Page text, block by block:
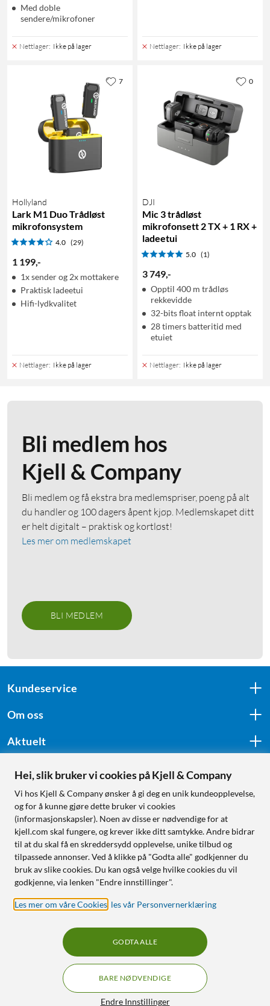
Med doble
sendere/mikrofoner
Nettlager: Ikke på lager Nettlager: Ikke på lager
Hollyland
Lark M1 Duo Trådløst
mikrofonsystem
4.0 (29)
1 199,-
1x sender og 2x mottakere
Praktisk ladeetui
Hifi-lydkvalitet
Nettlager: Ikke på lager
7
DJI
Mic 3 trådløst
mikrofonsett 2 TX + 1 RX +
ladeetui
5.0 (1)
3 749,-
Opptil 400 m trådløs
rekkevidde
32-bits float internt opptak
28 timers batteritid med
etuiet
Nettlager: Ikke på lager
0
Bli medlem hos
Kjell & Company
Bli medlem og få ekstra bra medlemspriser, poeng på alt
du handler og 100 dagers åpent kjøp. Medlemskapet ditt
er helt digitalt – praktisk og kortløst!
Les mer om medlemskapet
BLI MEDLEM
Kundeservice
Om oss
Aktuelt
Følg oss
Handle fra:
Sverige
Norge
RÅD OG TILBEHØR TIL
HJEMMEELEKTRONIKK
Hei, slik bruker vi cookies på Kjell & Company
Vi hos Kjell & Company ønsker å gi deg en unik kundeopplevelse,
og for å kunne gjøre dette bruker vi cookies
(informasjonskapsler). Noen av disse er nødvendige for at
kjell.com skal fungere, og krever ikke ditt samtykke. Andre bidrar
til at du skal få en skreddersydd opplevelse, unike tilbud og
tilpassede annonser. Ved å klikke på "Godta alle" godkjenner du
bruk av slike cookies. Du kan også velge hvilke cookies du vil
godkjenne, via lenken "Endre innstillinger".
Les mer om våre Cookies les vår Personvernerklæring
Endre Innstillinger
BARE NØDVENDIGE
GODTA ALLE